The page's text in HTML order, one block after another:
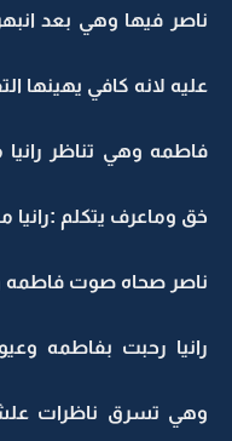
ناصر فيها وهي بعد
عليه لانه كافي يهينها
فاطمه وهي تناظر رانيا
خق وماعرف يتكلم :رانيا
ناصر صحاه صوت فاطمه
رانيا رحبت بفاطمه
وهي تسرق ناظرات